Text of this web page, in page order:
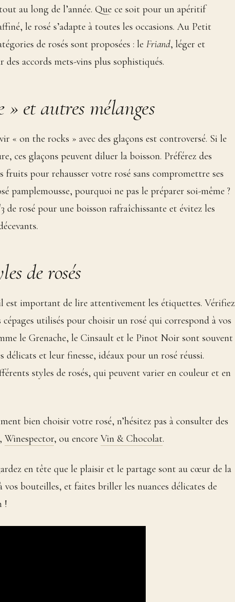
au long de l’année. Que ce soit pour un apéritif
le rosé s’adapte à toutes les occasions. Au Petit
de rosés sont proposées : le Friand, léger et
des accords mets-vins plus sophistiqués.
» et autres mélanges
« on the rocks » avec des glaçons est controversé. Si le
ces glaçons peuvent diluer la boisson. Préférez des
fruits pour rehausser votre rosé sans compromettre ses
pamplemousse, pourquoi ne pas le préparer soi-même ?
de rosé pour une boisson rafraîchissante et évitez les
de rosés
est important de lire attentivement les étiquettes. Vérifiez
cépages utilisés pour choisir un rosé qui correspond à vos
le Grenache, le Cinsault et le Pinot Noir sont souvent
délicats et leur finesse, idéaux pour un rosé réussi.
styles de rosés, qui peuvent varier en couleur et en
bien choisir votre rosé, n’hésitez pas à consulter des
Winespector, ou encore Vin & Chocolat.
en tête que le plaisir et le partage sont au cœur de la
bouteilles, et faites briller les nuances délicates de
!